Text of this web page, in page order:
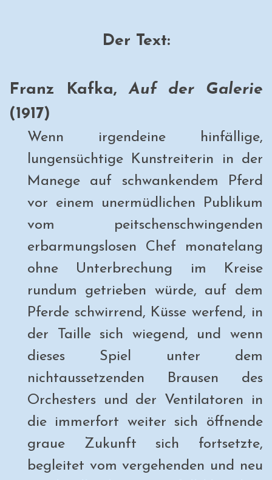
Der Text:
Franz Kafka,Auf der Galerie
(1917)
Wenn irgendeine hinfällige,
lungensüchtige Kunstreiterin in der
Manege auf schwankendem Pferd
vor einem unermüdlichen Publikum
vom peitschenschwingenden
erbarmungslosen Chef monatelang
ohne Unterbrechung im Kreise
rundum getrieben würde, auf dem
Pferde schwirrend, Küsse werfend, in
der Taille sich wiegend, und wenn
dieses Spiel unter dem
nichtaussetzenden Brausen des
Orchesters und der Ventilatoren in
die immerfort weiter sich öffnende
graue Zukunft sich fortsetzte,
begleitet vom vergehenden und neu